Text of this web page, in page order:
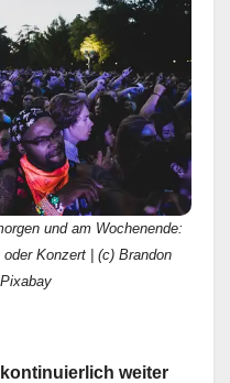
und am Wochenende:
Konzert | (c) Brandon
weiter